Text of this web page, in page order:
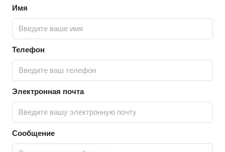
Имя
Телефон
Электронная почта
Сообщение